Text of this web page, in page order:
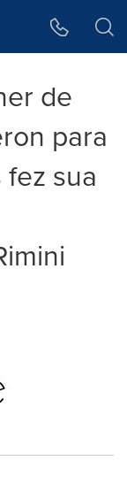
de
para
sua